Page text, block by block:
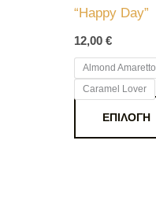
“Happy Day”
12,00 €
Almond Amaretto
Caramel Lover
ΕΠΙΛΟΓΉ